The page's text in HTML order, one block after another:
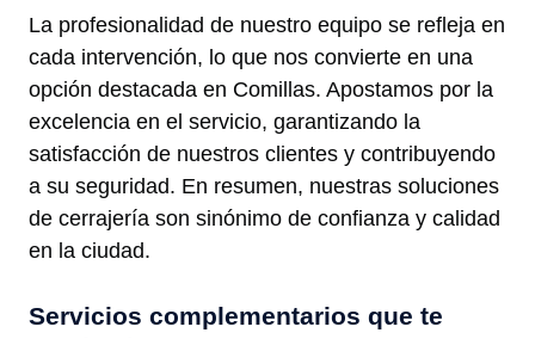
La profesionalidad de nuestro equipo se refleja en
cada intervención, lo que nos convierte en una
opción destacada en Comillas. Apostamos por la
excelencia en el servicio, garantizando la
satisfacción de nuestros clientes y contribuyendo
a su seguridad. En resumen, nuestras soluciones
de cerrajería son sinónimo de confianza y calidad
en la ciudad.
Servicios complementarios que te